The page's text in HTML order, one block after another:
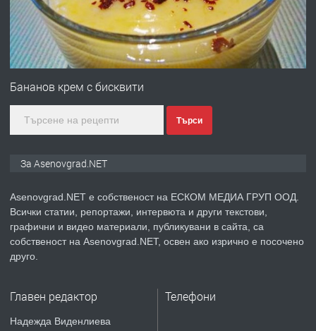
преди 1 година
ПРЕДЛАГА
Професионална зеленчукорезачка
преди 2 години
ПРЕДЛАГА
Давам индивидуалани уроци по
Бананов крем с бисквити
Търси
За Asenovgrad.NET
Asenovgrad.NET е собственост на ЕСКОМ МЕДИА ГРУП ООД.
Всички статии, репортажи, интервюта и други текстови,
графични и видео материали, публикувани в сайта, са
собственост на Asenovgrad.NET, освен ако изрично е посочено
друго.
Главен редактор
Надежда Виденлиева
Телефони